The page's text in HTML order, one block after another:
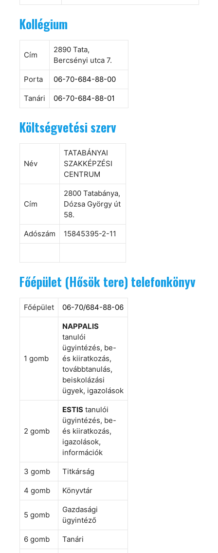
Kollégium
Cím
2890 Tata,
Bercsényi utca 7.
Porta 06-70-684-88-00
Tanári 06-70-684-88-01
Költségvetési szerv
Név
TATABÁNYAI
SZAKKÉPZÉSI
CENTRUM
Cím
2800 Tatabánya,
Dózsa György út
58.
Adószám 15845395-2-11
Főépület (Hősök tere) telefonkönyv
Főépület 06-70/684-88-06
1 gomb
NAPPALIS
tanulói
ügyintézés, be-
és kiiratkozás,
továbbtanulás,
beiskolázási
ügyek, igazolások
2 gomb
ESTIS tanulói
ügyintézés, be-
és kiiratkozás,
igazolások,
információk
3 gomb Titkárság
4 gomb Könyvtár
5 gomb
Gazdasági
ügyintéző
6 gomb Tanári